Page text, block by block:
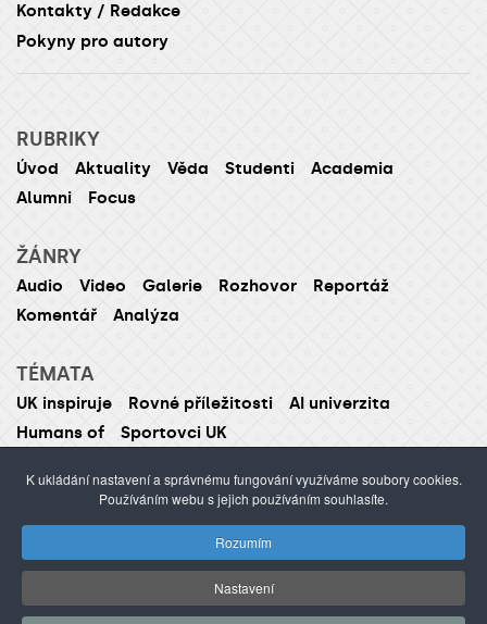
Kontakty / Redakce
Pokyny pro autory
RUBRIKY
Úvod Aktuality Věda Studenti
Academia
Alumni
Focus
ŽÁNRY
Audio Video Galerie Rozhovor
Reportáž
Komentář
Analýza
TÉMATA
UK inspiruje Rovné příležitosti
AI univerzita
Humans of
Sportovci UK
Publikování nebo šíření obsahu je zakázáno bez
předchozího souhlasu.
©2012–2026Univerzita Karlova /webdesign Agionet
K ukládání nastavení a správnému fungování využíváme soubory cookies.
Používáním webu s jejich používáním souhlasíte.
Rozumím
Nastavení